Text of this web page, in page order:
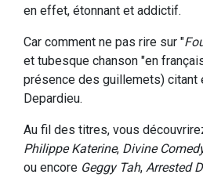
en effet, étonnant et addictif.
Car comment ne pas rire sur "
et tubesque chanson "en
présence des guillemets) citant
Depardieu.
Au fil des titres, vous
Philippe Katerine, Divine
ou encore Geggy Tah, Arrested